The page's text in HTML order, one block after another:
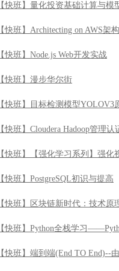
【快班】量化投资基础计算与模
【快班】Architecting on AWS架
【快班】Node.js Web开发实战
【快班】漫步华尔街
【快班】目标检测模型YOLOV3
【快班】Cloudera Hadoop管理认
【快班】【强化学习系列】强化
【快班】PostgreSQL初识与提高
【快班】区块链新时代：技术原
【快班】Python全栈学习
【快班】端到端(End TO End)--